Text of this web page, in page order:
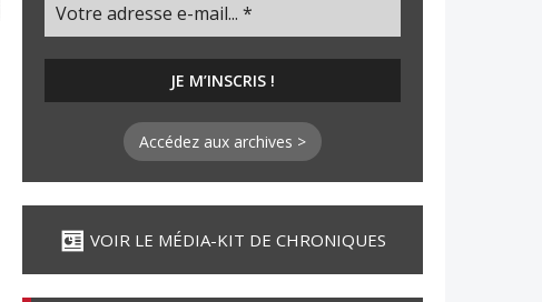
Accédez aux archives >
VOIR LE MÉDIA-KIT DE CHRONIQUES